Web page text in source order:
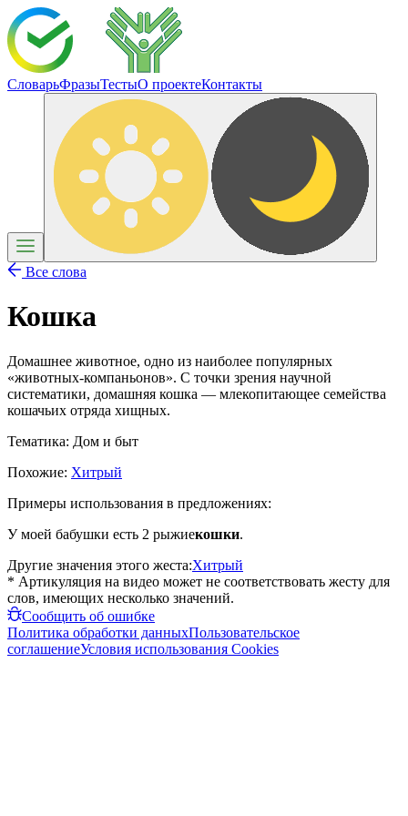
СловарьФразыТестыО проектеКонтакты
Все слова
Кошка
Домашнее животное, одно из наиболее популярных
«животных-компаньонов». С точки зрения научной
систематики, домашняя кошка — млекопитающее семейства
кошачьих отряда хищных.
Тематика: Дом и быт
Похожие: Хитрый
Примеры использования в предложениях:
У моей бабушки есть 2 рыжиекошки.
Другие значения этого жеста:Хитрый
* Артикуляция на видео может не соответствовать жесту для
слов, имеющих несколько значений.
Сообщить об ошибке
Политика обработки данныхПользовательское
соглашениеУсловия использования Cookies